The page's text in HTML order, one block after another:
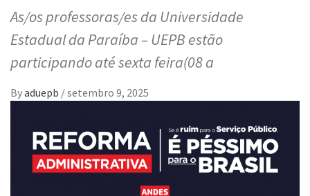
As/os professoras/es da Universidade
Estadual da Paraíba – UEPB estão
participando até sexta feira(08 a
Byaduepb /setembro 9, 2025